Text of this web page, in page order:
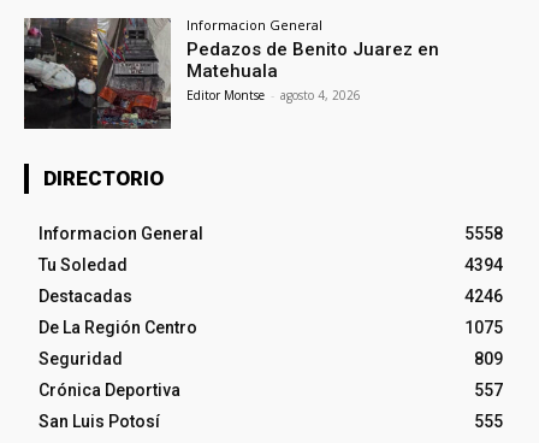
Informacion General
Pedazos de Benito Juarez en
Matehuala
Editor Montse - agosto 4, 2026
DIRECTORIO
Informacion General
5558
Tu Soledad
4394
Destacadas
4246
De La Región Centro
1075
Seguridad
809
Crónica Deportiva
557
San Luis Potosí
555